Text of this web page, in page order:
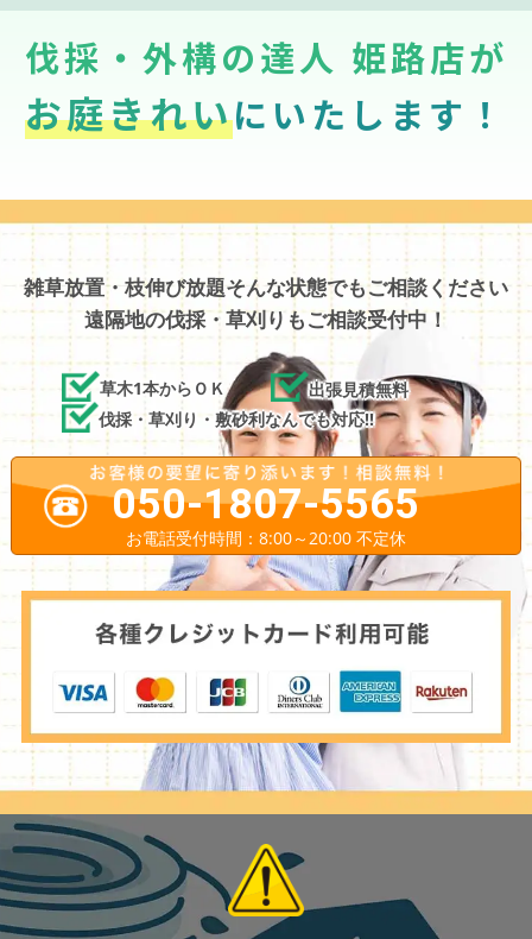
伐採・外構の達人 姫路店が
お庭きれいにいたします！
雑草放置・枝伸び放題そんな状態でもご相談ください
遠隔地の伐採・草刈りもご相談受付中！
草木1本からＯＫ
出張見積無料
伐採・草刈り・敷砂利なんでも対応!!
050-1807-5565
お電話受付時間：8:00～20:00 不定休